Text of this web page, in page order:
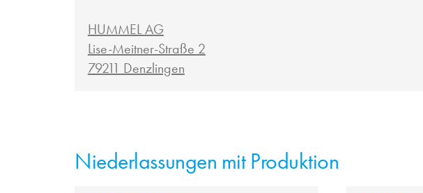
HUMMEL AG
Lise-Meitner-Straße 2
79211 Denzlingen
Niederlassungen mit Produktion